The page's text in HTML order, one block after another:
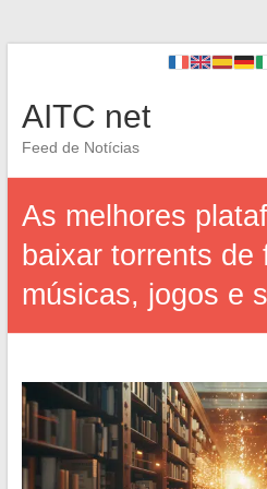
AITC net
Feed de Notícias
As melhores
baixar torrents de
músicas, jogos e